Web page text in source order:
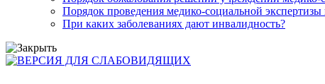
Порядок проведения медико-социальной
При каких заболеваниях дают инвалидность?